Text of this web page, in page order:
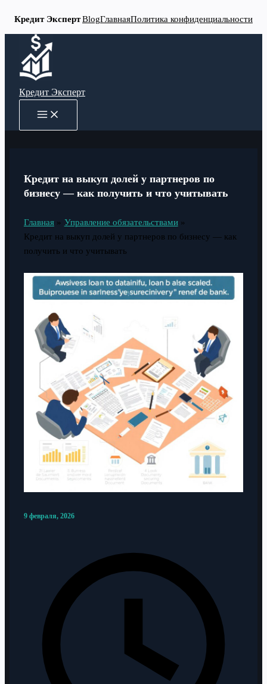
Кредит ЭкспертBlogГлавнаяПолитика конфиденциальности
Перейти
содержимому
Кредит Эксперт
MAIN
MENU
Кредит на выкуп долей у партнеров по
бизнесу — как получить и что учитывать
Главная
Управление обязательствами
Кредит на выкуп долей у партнеров по бизнесу — как
получить и что учитывать
9 февраля, 2026